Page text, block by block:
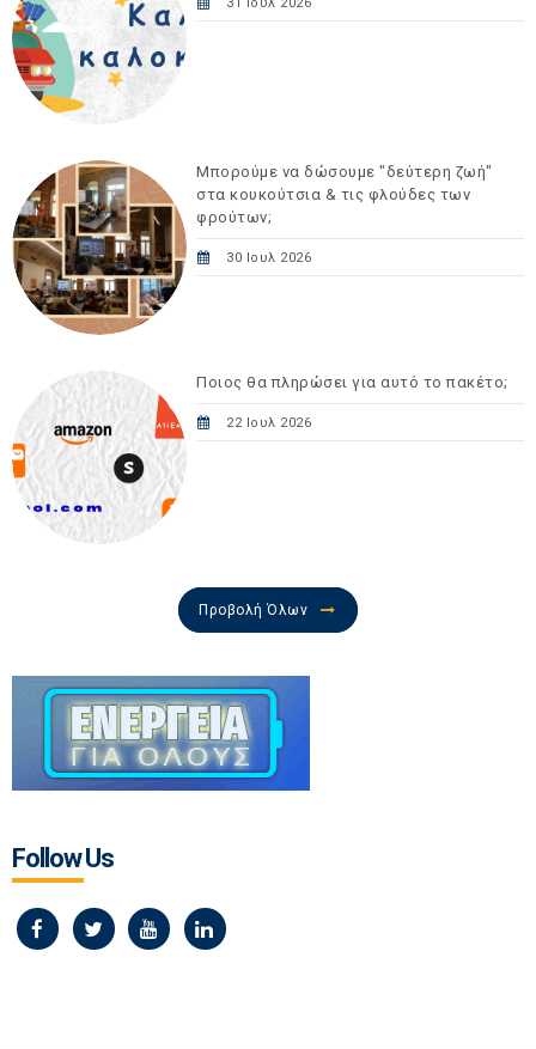
Μπορούμε να δώσουμε "δεύτερη ζωή"
στα κουκούτσια & τις φλούδες των
φρούτων;
30 Ιουλ 2026
Ποιος θα πληρώσει για αυτό το πακέτο;
22 Ιουλ 2026
Προβολή Όλων
Follow Us